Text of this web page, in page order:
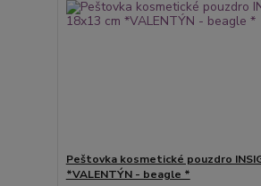
Peštovka kosmetické pouzdro
*VALENTÝN - beagle *